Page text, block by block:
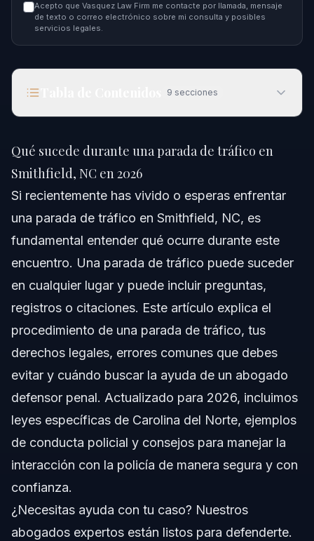
Acepto que Vasquez Law Firm me contacte por llamada, mensaje
de texto o correo electrónico sobre mi consulta y posibles
servicios legales.
9 secciones
Respuesta rápida
Cómo funcionan las paradas de tráfico
Tipos de paradas de tráfico
Fundamento legal para las paradas
Pasos a seguir durante una parada de tráfico
Errores comunes que debes evitar durante
paradas de tráfico
Cronología: Qué esperar después de una parada
Preguntas frecuentes sobre paradas de tráfico
¿Puedo defenderme si un policía me toca durante una
parada de tráfico?
Norte?
¿Cuáles son los tres tipos de paradas de tráfico?
Qué sucede durante una parada de tráfico en
Smithfield, NC en 2026
Si recientemente has vivido o esperas enfrentar
una parada de tráfico en Smithfield, NC, es
fundamental entender qué ocurre durante este
encuentro. Una parada de tráfico puede suceder
en cualquier lugar y puede incluir preguntas,
registros o citaciones. Este artículo explica el
procedimiento de una parada de tráfico, tus
derechos legales, errores comunes que debes
evitar y cuándo buscar la ayuda de un abogado
defensor penal. Actualizado para 2026, incluimos
leyes específicas de Carolina del Norte, ejemplos
de conducta policial y consejos para manejar la
interacción con la policía de manera segura y con
confianza.
¿Necesitas ayuda con tu caso? Nuestros
abogados expertos están listos para defenderte.